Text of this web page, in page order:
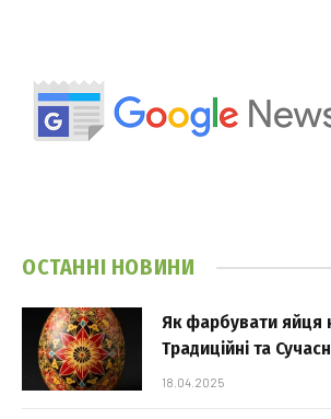
ОСТАННІ НОВИНИ
Як фарбувати яйця
Традиційні та
18.04.2025